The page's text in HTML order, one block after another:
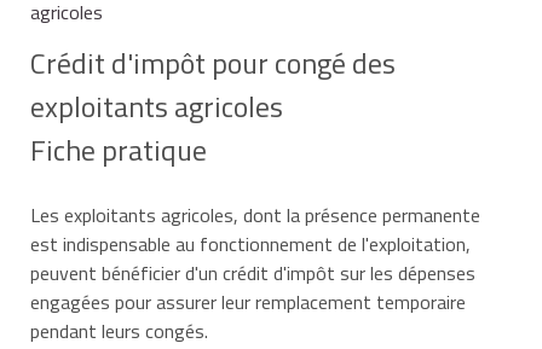
agricoles
Crédit d'impôt pour congé des
exploitants agricoles
Fiche pratique
Les exploitants agricoles, dont la présence permanente
est indispensable au fonctionnement de l'exploitation,
peuvent bénéficier d'un crédit d'impôt sur les dépenses
engagées pour assurer leur remplacement temporaire
pendant leurs congés.